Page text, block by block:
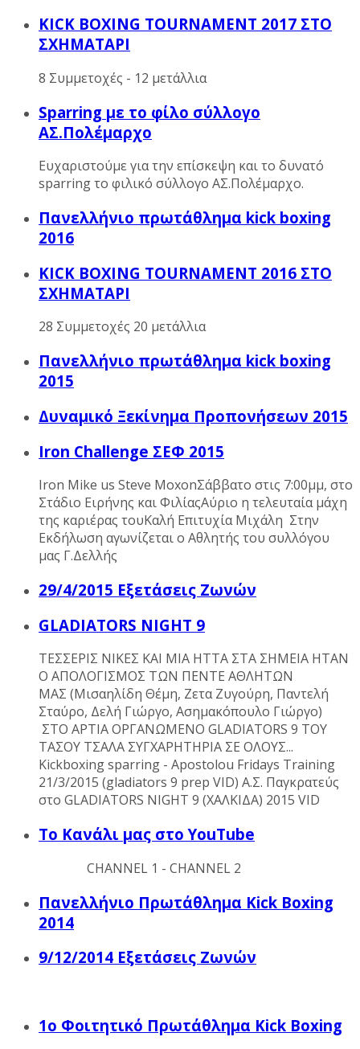
KICK BOXING TOURNAMENT 2017 ΣΤΟ
ΣΧΗΜΑΤΑΡΙ
8 Συμμετοχές - 12 μετάλλια
Sparring με το φίλο σύλλογο
ΑΣ.Πολέμαρχο
Ευχαριστούμε για την επίσκεψη και το δυνατό
sparring το φιλικό σύλλογο ΑΣ.Πολέμαρχο.
Πανελλήνιο πρωτάθλημα kick boxing
2016
KICK BOXING TOURNAMENT 2016 ΣΤΟ
ΣΧΗΜΑΤΑΡΙ
28 Συμμετοχές 20 μετάλλια
Πανελλήνιο πρωτάθλημα kick boxing
2015
Δυναμικό Ξεκίνημα Προπονήσεων 2015
Iron Challenge ΣΕΦ 2015
Iron Mike us Steve MoxonΣάββατο στις 7:00μμ, στο
Στάδιο Ειρήνης και ΦιλίαςΑύριο η τελευταία μάχη
της καριέρας τουΚαλή Επιτυχία Μιχάλη Στην
Εκδήλωση αγωνίζεται ο Αθλητής του συλλόγου
μας Γ.Δελλής
29/4/2015 Εξετάσεις Ζωνών
GLADIATORS NIGHT 9
ΤΕΣΣΕΡΙΣ ΝΙΚΕΣ ΚΑΙ ΜΙΑ ΗΤΤΑ ΣΤΑ ΣΗΜΕΙΑ ΗΤΑΝ
Ο ΑΠΟΛΟΓΙΣΜΟΣ ΤΩΝ ΠΕΝΤΕ ΑΘΛΗΤΩΝ
ΜΑΣ (Μισαηλίδη Θέμη, Ζετα Ζυγούρη, Παντελή
Σταύρο, Δελή Γιώργο, Ασημακόπουλο Γιώργο)
ΣΤΟ ΑΡΤΙΑ ΟΡΓΑΝΩΜΕΝΟ GLADIATORS 9 ΤΟΥ
ΤΑΣΟΥ ΤΣΑΛΑ ΣΥΓΧΑΡHΤΗΡΙΑ ΣΕ ΟΛΟΥΣ...
Kickboxing sparring - Apostolou Fridays Training
21/3/2015 (gladiators 9 prep VID) Α.Σ. Παγκρατεύς
στο GLADIATORS NIGHT 9 (ΧΑΛΚΙΔΑ) 2015 VID
Το Κανάλι μας στο YouTube
CHANNEL 1 - CHANNEL 2
Πανελλήνιο Πρωτάθλημα Kick Boxing
2014
9/12/2014 Εξετάσεις Ζωνών
1ο Φοιτητικό Πρωτάθλημα Kick Boxing